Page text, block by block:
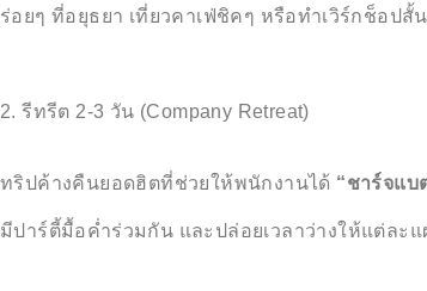
ร่อยๆ ที่อยุธยา เที่ยวคาเฟ่ชิคๆ หรือทำเวิร์กช็อป
2. รีทรีต 2-3 วัน (Company Retreat)
ทริปค้างคืนยอดฮิตที่ช่วยให้พนักงานได้ “ชาร์จแบ
มีปาร์ตี้มื้อค่ำร่วมกัน และปล่อยเวลาว่างให้แต่ละ